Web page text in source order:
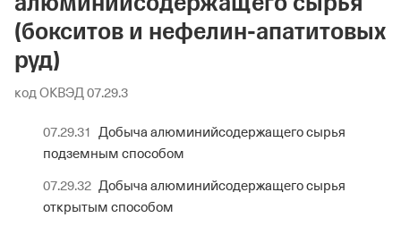
(бокситов и нефелин-апатитовых
руд)
код ОКВЭД 07.29.3
07.29.31
Добыча алюминийсодержащего сырья
подземным способом
07.29.32 Добыча алюминийсодержащего сырья
открытым способом